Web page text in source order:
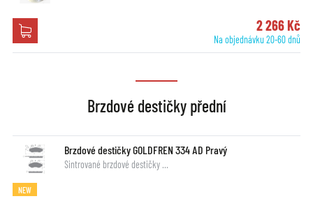
2 266 Kč
Na objednávku 20-60 dnů
Brzdové destičky přední
Brzdové destičky GOLDFREN 334 AD Pravý
Sintrované brzdové destičky …
NEW